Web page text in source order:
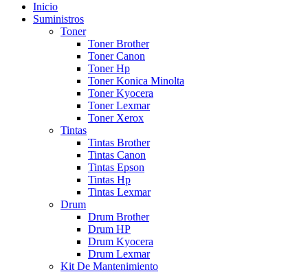
Inicio
Suministros
Toner
Toner Brother
Toner Canon
Toner Hp
Toner Konica Minolta
Toner Kyocera
Toner Lexmar
Toner Xerox
Tintas
Tintas Brother
Tintas Canon
Tintas Epson
Tintas Hp
Tintas Lexmar
Drum
Drum Brother
Drum HP
Drum Kyocera
Drum Lexmar
Kit De Mantenimiento